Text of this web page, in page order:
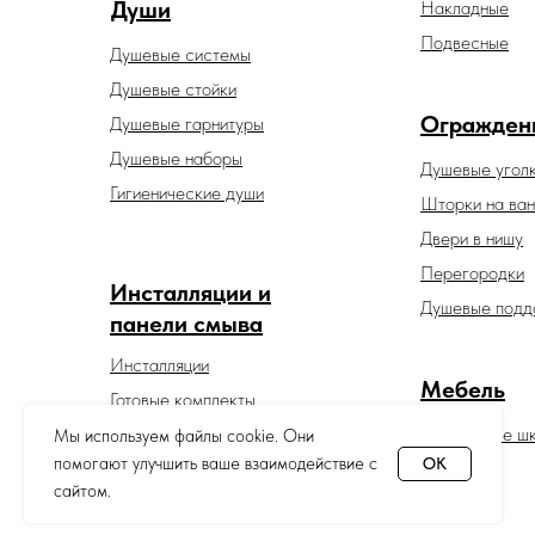
Мы используем файлы cookie. Они
помогают улучшить ваше взаимодействие с
сайтом.
OK
Души
Душевые гарнитуры
Душевые системы
Гигиенические души
Душевые наборы
Накладные
Подвесные
Зеркальные
Мебель
Душевые
Шторки на
Двери в нишу
Перегородки
Душевые стойки
Душевые
Инсталляции и
панели смыва
Инсталляции
Готовые комплекты
Панели смыва